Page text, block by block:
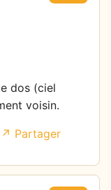
dos (ciel
voisin.
↗ Partager